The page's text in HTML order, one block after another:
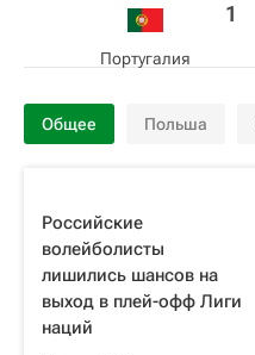
Португалия
1
Общее Польша
Российские
волейболисты
лишились шансов на
выход в плей-офф Лиги
наций